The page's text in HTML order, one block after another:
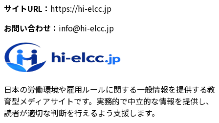
サイトURL ： https://hi-elcc.jp
お問い合わせ ： info@hi-elcc.jp
日本の労働環境や雇用ルールに関する一般情報を提供する教
育型メディアサイトです。実務的で中立的な情報を提供し、
読者が適切な判断を行えるよう支援します。